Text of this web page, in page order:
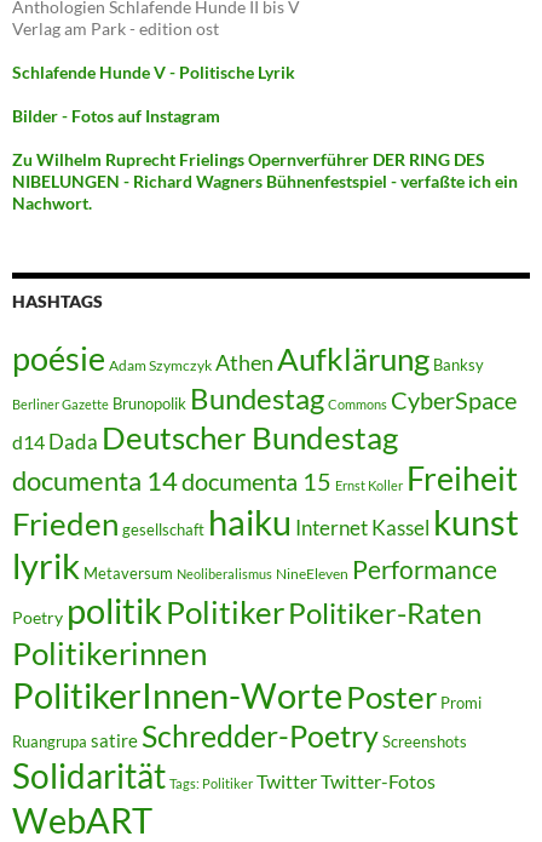
Anthologien Schlafende Hunde II bis V
Verlag am Park - edition ost
Schlafende Hunde V - Politische Lyrik
Bilder - Fotos auf Instagram
Zu Wilhelm Ruprecht Frielings Opernverführer DER RING DES
NIBELUNGEN - Richard Wagners Bühnenfestspiel - verfaßte ich ein
Nachwort.
HASHTAGS
poésie Adam Szymczyk AthenAufklärung Banksy
Berliner Gazette Brunopolik Bundestag Commons CyberSpace
d14 Dada Deutscher Bundestag
documenta 14documenta 15 Ernst Koller Freiheit
Frieden gesellschaft haiku InternetKassel kunst
lyrik Metaversum Neoliberalismus NineEleven Performance
Poetry politikPolitikerPolitiker-Raten
Politikerinnen
PolitikerInnen-Worte Poster Promi
Ruangrupa satire Schredder-PoetryScreenshots
Solidarität Tags: Politiker TwitterTwitter-Fotos
WebART